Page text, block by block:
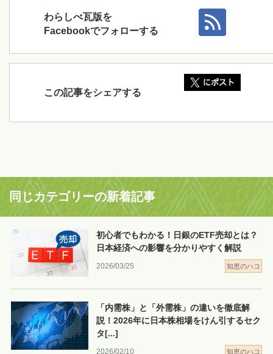
わらしべ瓦版を
Facebookでフォローする
この記事をシェアする
同じカテゴリーの新着記事
2026/03/25 知恵のハコ
初心者でもわかる！日銀のETF売却とは？
日本経済への影響を分かりやすく解説
2026/02/10 知恵のハコ
「内需株」と「外需株」の違いを徹底解
説！2026年に日本株相場をけん引するセク
タ[...]